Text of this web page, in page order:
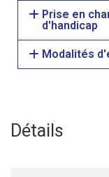
Prise en
d'handicap
Modalités
Détails